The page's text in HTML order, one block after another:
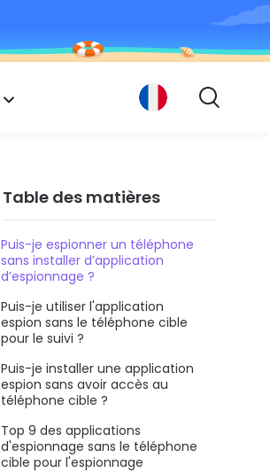
Table des matières
Puis-je espionner un téléphone
sans installer d’application
d’espionnage ?
Puis-je utiliser l'application
espion sans le téléphone cible
pour le suivi ?
Puis-je installer une application
espion sans avoir accès au
téléphone cible ?
Top 9 des applications
d'espionnage sans le téléphone
cible pour l'espionnage